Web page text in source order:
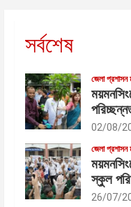
সর্বশেষ
জেলা প্রশাসন
02/08/
জেলা প্রশাসন
স্কুল
26/07/